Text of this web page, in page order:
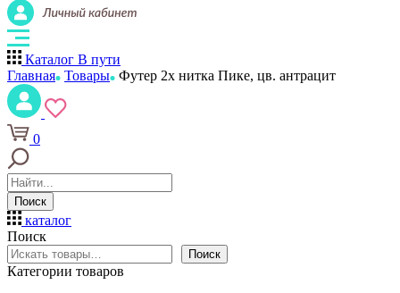
Каталог В пути
Главная Товары Футер 2х нитка Пике, цв. антрацит
0
Поиск
каталог
Поиск
Поиск
Категории товаров